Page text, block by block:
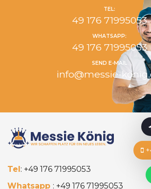
TEL:
49 176 71995053
WHATSAPP:
49 176 71995053
SEND E-MAIL
info@messie-
Tel : +49 176 71995053
Whatsapp : +49 176 71995053